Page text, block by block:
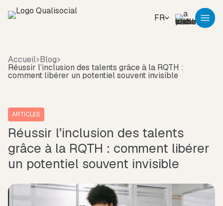
FR
Accueil Blog
Réussir l’inclusion des talents grâce à la RQTH :
comment libérer un potentiel souvent invisible
ARTICLES
Réussir l’inclusion des talents
grâce à la RQTH : comment libérer
un potentiel souvent invisible